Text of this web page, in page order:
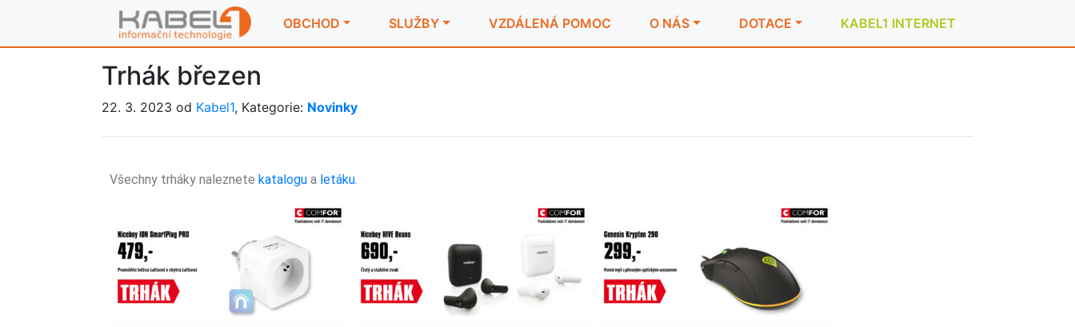
OBCHOD SLUŽBY VZDÁLENÁ POMOC O NÁS DOTACE KABEL1 INTERNET
Trhák březen
22. 3. 2023 od Kabel1, Kategorie: Novinky
Všechny trháky naleznete katalogu a letáku